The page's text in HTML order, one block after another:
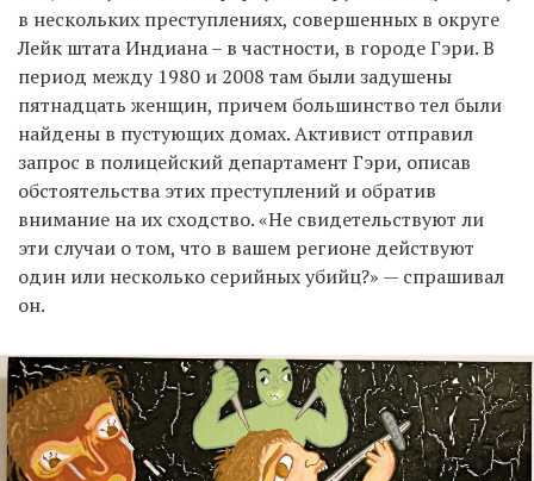
в нескольких преступлениях, совершенных в округе
Лейк штата Индиана – в частности, в городе Гэри. В
период между 1980 и 2008 там были задушены
пятнадцать женщин, причем большинство тел были
найдены в пустующих домах. Активист отправил
запрос в полицейский департамент Гэри, описав
обстоятельства этих преступлений и обратив
внимание на их сходство. «Не свидетельствуют ли
эти случаи о том, что в вашем регионе действуют
один или несколько серийных убийц?» — спрашивал
он.